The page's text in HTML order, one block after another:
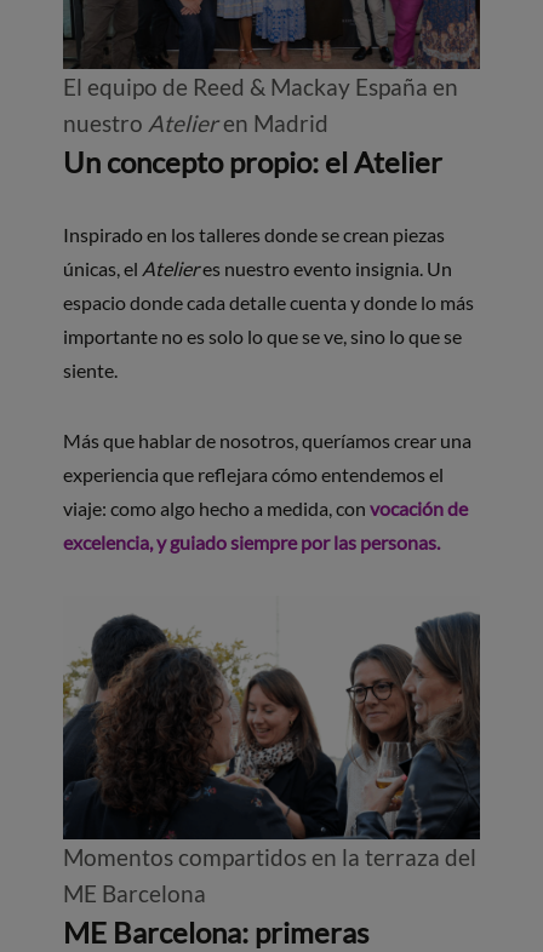
El equipo de Reed & Mackay España en
nuestro Atelieren Madrid
Un concepto propio: el Atelier
Inspirado en los talleres donde se crean piezas
únicas, el Atelieres nuestro evento insignia. Un
espacio donde cada detalle cuenta y donde lo más
importante no es solo lo que se ve, sino lo que se
siente.
Más que hablar de nosotros, queríamos crear una
experiencia que reflejara cómo entendemos el
viaje: como algo hecho a medida, con vocación de
excelencia, y guiado siempre por las personas.
Momentos compartidos en la terraza del
ME Barcelona
ME Barcelona: primeras